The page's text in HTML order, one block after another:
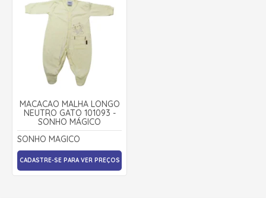
MACACÃO MALHA LONGO
NEUTRO GATO 101093 -
SONHO MÁGICO
SONHO MAGICO
CADASTRE-SE PARA VER PREÇOS